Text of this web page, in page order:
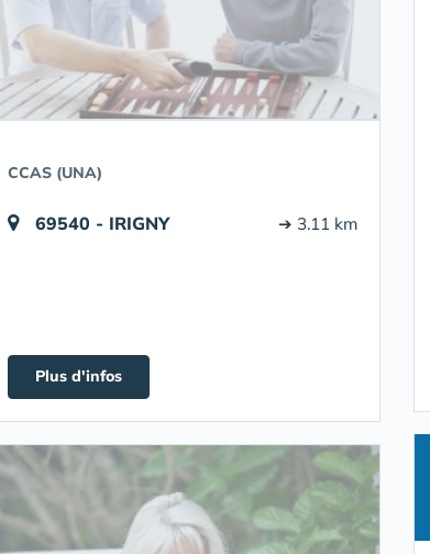
CCAS (UNA)
69540 - IRIGNY ➔ 3.11 km
Plus d'infos